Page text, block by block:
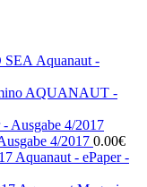
Aquanaut -
AQUANAUT -
4/2017 0.00€
Aquanaut - ePaper -